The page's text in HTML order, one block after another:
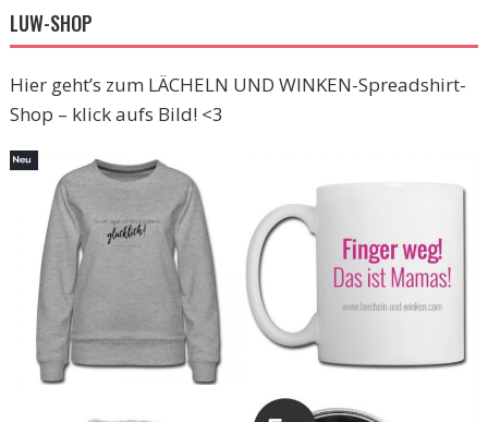
LUW-SHOP
Hier geht’s zum LÄCHELN UND WINKEN-Spreadshirt-
Shop – klick aufs Bild! <3